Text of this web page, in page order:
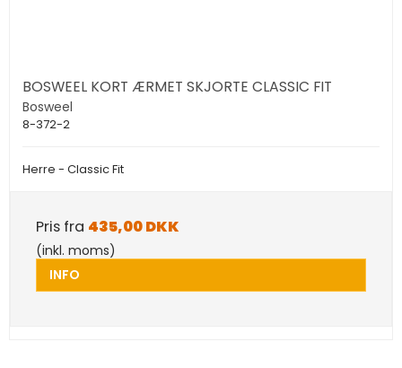
BOSWEEL KORT ÆRMET SKJORTE CLASSIC FIT
Bosweel
8-372-2
Herre - Classic Fit
Pris fra 435,00 DKK
(inkl. moms)
INFO